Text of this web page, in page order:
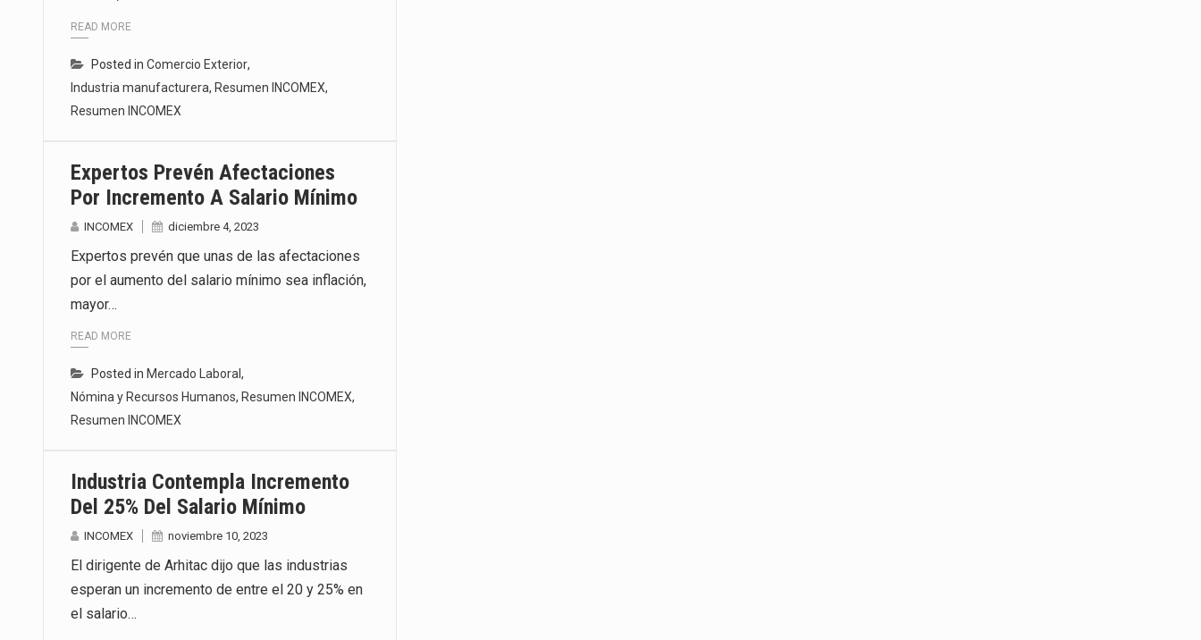
READ MORE
Posted in Comercio Exterior,
Industria manufacturera, Resumen INCOMEX,
Resumen INCOMEX
Expertos Prevén Afectaciones
Por Incremento A Salario Mínimo
INCOMEX diciembre 4, 2023
Expertos prevén que unas de las afectaciones
por el aumento del salario mínimo sea inflación,
mayor…
READ MORE
Posted in Mercado Laboral ,
Nómina y Recursos Humanos, Resumen INCOMEX,
Resumen INCOMEX
Industria Contempla Incremento
Del 25% Del Salario Mínimo
INCOMEX noviembre 10, 2023
El dirigente de Arhitac dijo que las industrias
esperan un incremento de entre el 20 y 25% en
el salario…